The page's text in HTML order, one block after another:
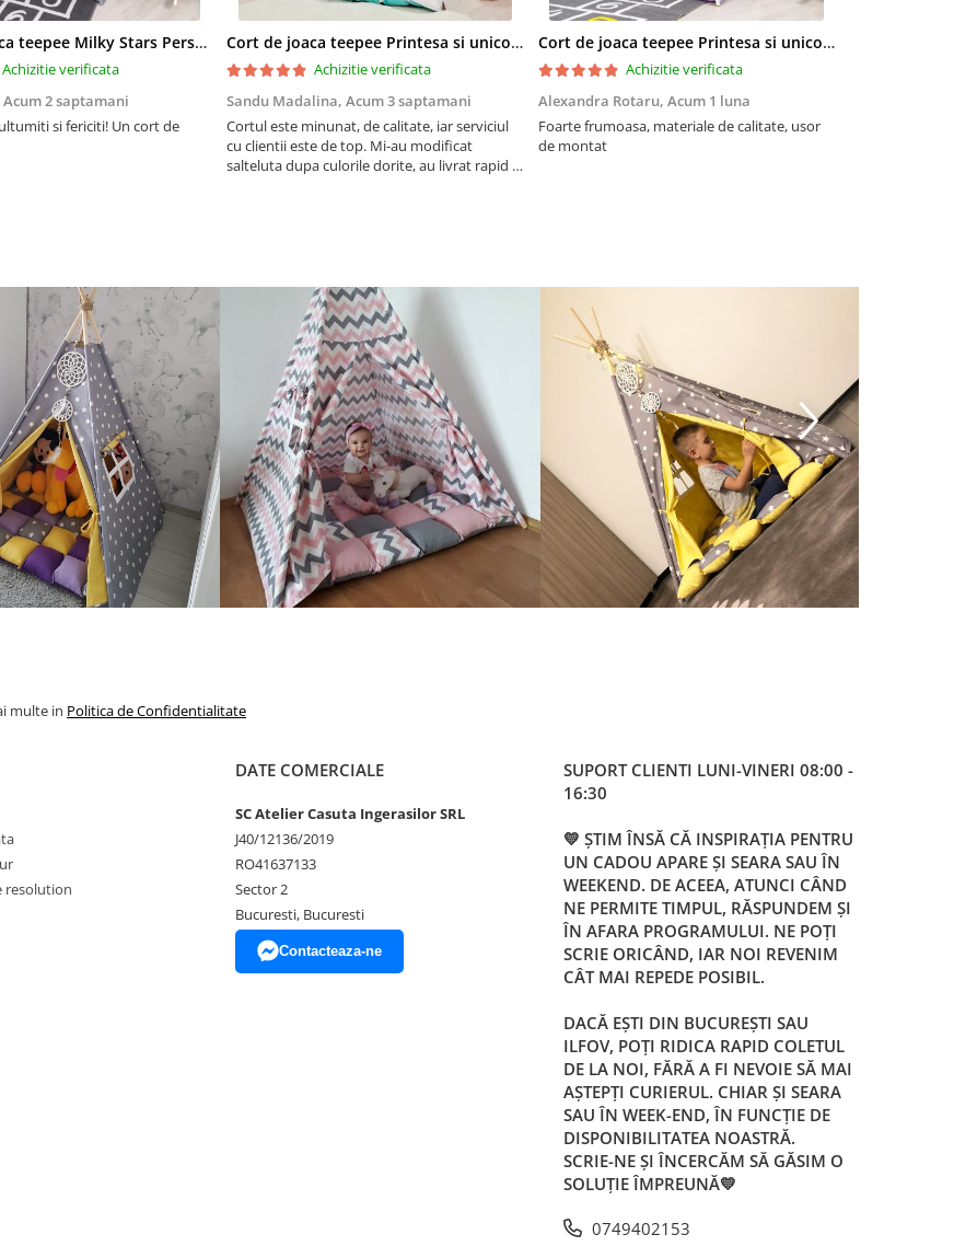
Cort de joaca teepee Milky Stars Personalizat
Achizitie verificata
Acum 2 saptamani
si fericiti! Un cort de
Cort de joaca teepee Printesa si unicornii personalizat
Achizitie verificata
Sandu Madalina, Acum 3 saptamani
Cortul este minunat, de calitate, iar serviciul
cu clientii este de top. Mi-au modificat
salteluta dupa culorile dorite, au livrat rapid si
Cort de joaca teepee Printesa si unicornii - lila
Achizitie verificata
Alexandra Rotaru, Acum 1 luna
Foarte frumoasa, materiale de calitate, usor
de montat
multe in Politica de Confidentialitate
resolution
DATE COMERCIALE
SC Atelier Casuta Ingerasilor SRL
J40/12136/2019
RO41637133
Sector 2
Bucuresti, Bucuresti
Contacteaza-ne
SUPORT CLIENTI LUNI-VINERI 08:00 -
16:30
💛 ȘTIM ÎNSĂ CĂ INSPIRAȚIA PENTRU
UN CADOU APARE ȘI SEARA SAU ÎN
WEEKEND. DE ACEEA, ATUNCI CÂND
NE PERMITE TIMPUL, RĂSPUNDEM ȘI
ÎN AFARA PROGRAMULUI. NE POȚI
SCRIE ORICÂND, IAR NOI REVENIM
CÂT MAI REPEDE POSIBIL.
DACĂ EȘTI DIN BUCUREȘTI SAU
ILFOV, POȚI RIDICA RAPID COLETUL
DE LA NOI, FĂRĂ A FI NEVOIE SĂ MAI
AȘTEPȚI CURIERUL. CHIAR ȘI SEARA
SAU ÎN WEEK-END, ÎN FUNCȚIE DE
DISPONIBILITATEA NOASTRĂ.
SCRIE-NE ȘI ÎNCERCĂM SĂ GĂSIM O
SOLUȚIE ÎMPREUNĂ💛
0749402153